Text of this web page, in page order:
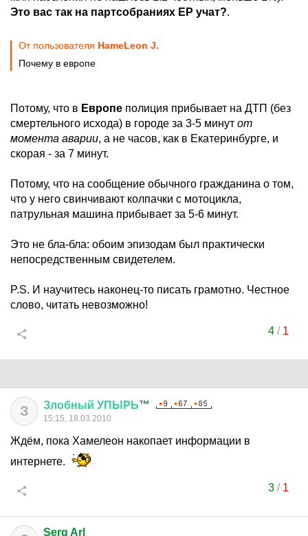
Это вас так на партсобраниях ЕР учат?.
От пользователя HameLeon J.
Почему в европе
Потому, что в Европе полиция прибывает на ДТП (без
смертельного исхода) в городе за 3-5 минут от
момента аварии, а не часов, как в Екатеринбурге, и
скорая - за 7 минут.
Потому, что на сообщение обычного гражданина о том,
что у него свинчивают колпачки с мотоцикла,
патрульная машина прибывает за 5-6 минут.
Это не бла-бла: обоим эпизодам был практически
непосредственным свидетелем.
P.S. И научитесь наконец-то писать грамотно. Честное
слово, читать невозможно!
4/ 1
З Злобный УПЫРЬ™
15:15, 18.03.2010
Ждём, пока Хамелеон накопает информации в
интернете.
3/ 1
Serg Arl